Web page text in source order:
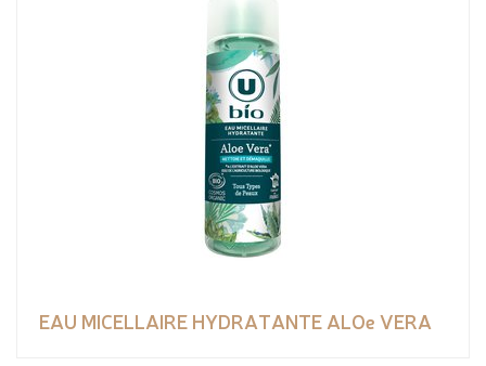
EAU MICELLAIRE HYDRATANTE ALOe VERA